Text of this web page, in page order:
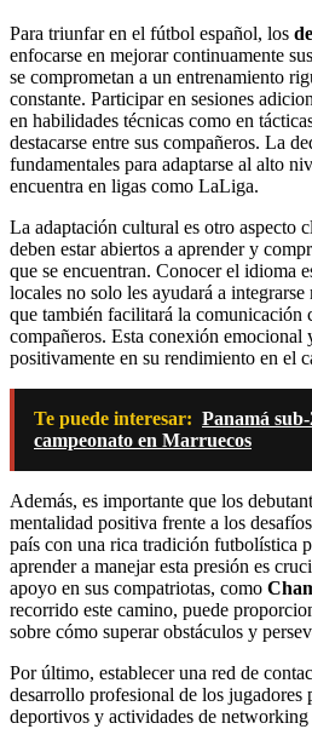
Para triunfar en el fútbol español, los
enfocarse en mejorar continuamente
se comprometan a un entrenamiento
constante. Participar en sesiones
en habilidades técnicas como en
destacarse entre sus compañeros. La
fundamentales para adaptarse al alto
encuentra en ligas como LaLiga.
La adaptación cultural es otro aspecto
deben estar abiertos a aprender y
que se encuentran. Conocer el idioma
locales no solo les ayudará a
que también facilitará la comunicación
compañeros. Esta conexión
positivamente en su rendimiento en el
Te puede interesar: Panamá
campeonato en Marruecos
Además, es importante que los
mentalidad positiva frente a los
país con una rica tradición futbolística
aprender a manejar esta presión es
apoyo en sus compatriotas, como
recorrido este camino, puede
sobre cómo superar obstáculos y
Por último, establecer una red de
desarrollo profesional de los jugadores
deportivos y actividades de networking